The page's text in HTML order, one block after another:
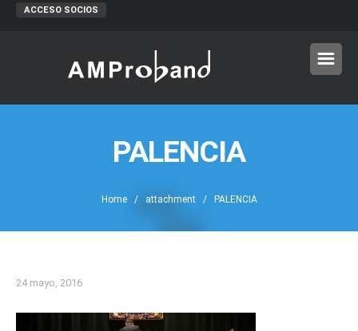
ACCESO SOCIOS
PALENCIA
Home/ attachment / PALENCIA
24 mayo, 2016